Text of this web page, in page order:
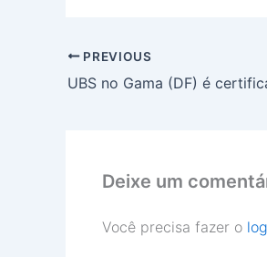
PREVIOUS
Deixe um
Você precisa fazer o